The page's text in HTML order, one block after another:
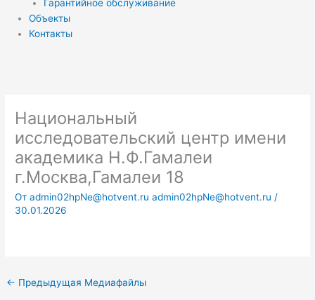
Гарантийное обслуживание
Объекты
Контакты
Национальный
исследовательский центр имени
академика Н.Ф.Гамалеи
г.Москва,Гамалеи 18
Отadmin02hpNe@hotvent.ru admin02hpNe@hotvent.ru /
30.01.2026
← Предыдущая Медиафайлы